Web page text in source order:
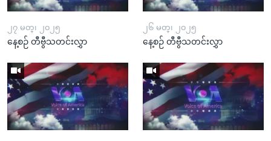
၂၇ မတ္၊ ၂၀၂၅
နေ့စဉ် တီဗွီသတင်းလွှာ
၂၆ မတ္၊ ၂၀၂၅
နေ့စဉ် တီဗွီသတင်းလွှာ